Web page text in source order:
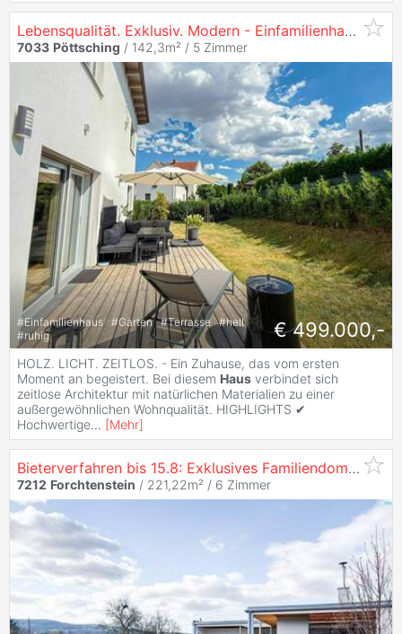
Lebensqualität. Exklusiv. Modern - Einfamilienhaus mit bester Energietechnik
7033 Pöttsching / 142,3m² / 5 Zimmer
#Einfamilienhaus #Garten #Terrasse #hell
#ruhig € 499.000,-
HOLZ. LICHT. ZEITLOS. - Ein Zuhause, das vom ersten
Moment an begeistert. Bei diesem Haus verbindet sich
zeitlose Architektur mit natürlichen Materialien zu einer
außergewöhnlichen Wohnqualität. HIGHLIGHTS ✔
Hochwertige... [Mehr]
Bieterverfahren bis 15.8: Exklusives Familiendomizil mit Gartenparadies
7212 Forchtenstein / 221,22m² / 6 Zimmer